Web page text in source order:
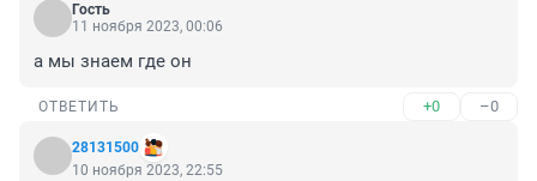
Гость
11 ноября 2023, 00:06
а мы знаем где он
ОТВЕТИТЬ +0 –0
28131500
10 ноября 2023, 22:55